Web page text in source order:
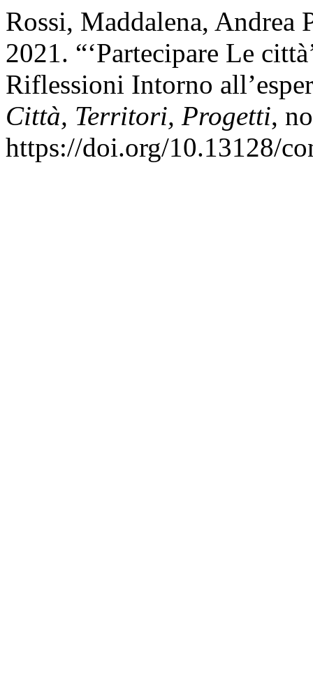
Rossi, Maddalena, Andrea
2021. “‘Partecipare Le
Riflessioni Intorno
Città, Territori, Progetti,
https://doi.org/10.13128/